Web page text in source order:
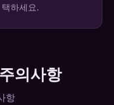
택하세요.
의사항
항